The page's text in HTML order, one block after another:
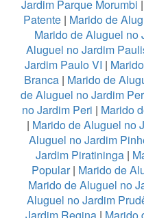
Jardim Parque Morumbi |
Patente | Marido de
Marido de Aluguel no
Aluguel no Jardim
Jardim Paulo VI |
Branca| Marido de
de Aluguel no Jardim
no Jardim Peri | Marido
| Marido de Aluguel no
Aluguel no Jardim
Jardim Piratininga|
Popular| Marido de
Marido de Aluguel no
Aluguel no Jardim